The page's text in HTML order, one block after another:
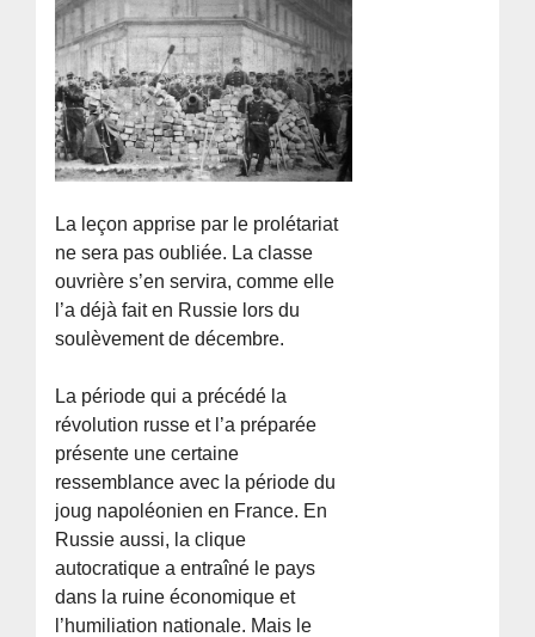
La leçon apprise par le prolétariat
ne sera pas oubliée. La classe
ouvrière s’en servira, comme elle
l’a déjà fait en Russie lors du
soulèvement de décembre.
La période qui a précédé la
révolution russe et l’a préparée
présente une certaine
ressemblance avec la période du
joug napoléonien en France. En
Russie aussi, la clique
autocratique a entraîné le pays
dans la ruine économique et
l’humiliation nationale. Mais le